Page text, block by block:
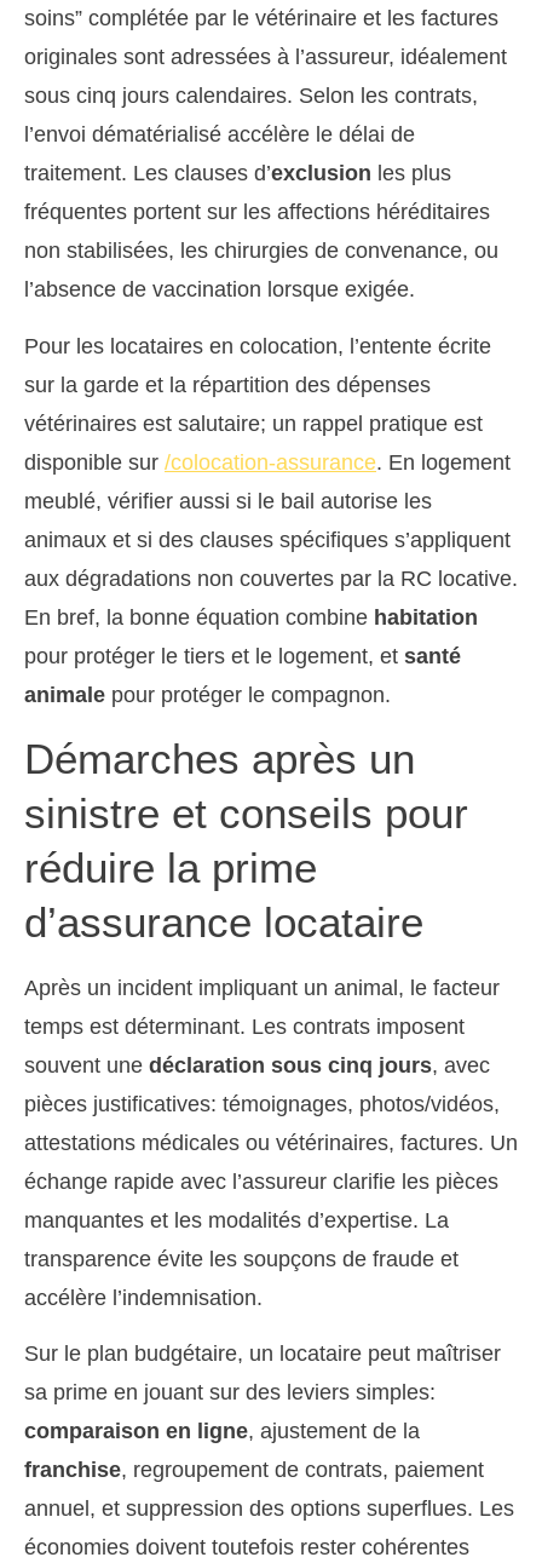
soins” complétée par le vétérinaire et les factures
originales sont adressées à l’assureur, idéalement
sous cinq jours calendaires. Selon les contrats,
l’envoi dématérialisé accélère le délai de
traitement. Les clauses d’exclusion les plus
fréquentes portent sur les affections héréditaires
non stabilisées, les chirurgies de convenance, ou
l’absence de vaccination lorsque exigée.
Pour les locataires en colocation, l’entente écrite
sur la garde et la répartition des dépenses
vétérinaires est salutaire; un rappel pratique est
disponible sur /colocation-assurance. En logement
meublé, vérifier aussi si le bail autorise les
animaux et si des clauses spécifiques s’appliquent
aux dégradations non couvertes par la RC locative.
En bref, la bonne équation combine habitation
pour protéger le tiers et le logement, et santé
animale pour protéger le compagnon.
Démarches après un
sinistre et conseils pour
réduire la prime
d’assurance locataire
Après un incident impliquant un animal, le facteur
temps est déterminant. Les contrats imposent
souvent une déclaration sous cinq jours, avec
pièces justificatives: témoignages, photos/vidéos,
attestations médicales ou vétérinaires, factures. Un
échange rapide avec l’assureur clarifie les pièces
manquantes et les modalités d’expertise. La
transparence évite les soupçons de fraude et
accélère l’indemnisation.
Sur le plan budgétaire, un locataire peut maîtriser
sa prime en jouant sur des leviers simples:
comparaison en ligne, ajustement de la
franchise, regroupement de contrats, paiement
annuel, et suppression des options superflues. Les
économies doivent toutefois rester cohérentes